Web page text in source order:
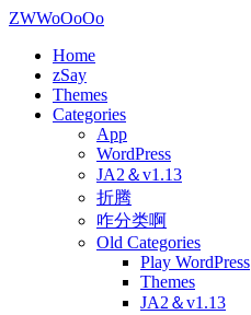
ZWWoOoOo
Home
zSay
Themes
Categories
App
WordPress
JA2＆v1.13
折腾
咋分类啊
Old Categories
Play WordPress
Themes
JA2＆v1.13